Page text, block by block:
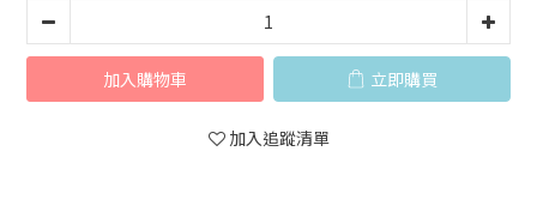
加入購物車 立即購買
加入追蹤清單